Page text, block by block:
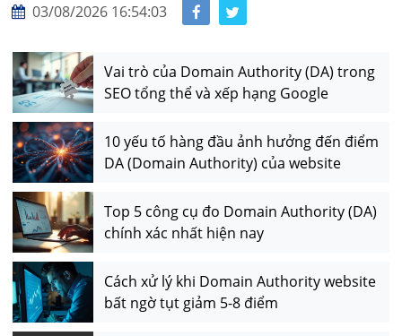
03/08/2026 16:54:03
Vai trò của Domain Authority (DA) trong
SEO tổng thể và xếp hạng Google
10 yếu tố hàng đầu ảnh hưởng đến điểm
DA (Domain Authority) của website
Top 5 công cụ đo Domain Authority (DA)
chính xác nhất hiện nay
Cách xử lý khi Domain Authority website
bất ngờ tụt giảm 5-8 điểm